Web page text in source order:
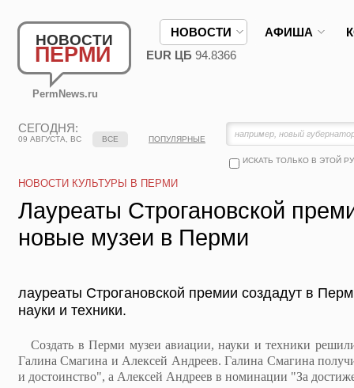
НОВОСТИ
ПЕРМИ
PermNews.ru
НОВОСТИ АФИША
EUR ЦБ 94.8366
СЕГОДНЯ:
09 АВГУСТА, ВС
ИСКАТЬ ТОЛЬКО В ЭТОЙ
ВСЕ ПОПУЛЯРНЫЕ
НОВОСТИ КУЛЬТУРЫ В ПЕРМИ
Лауреаты Строгановской
новые музеи в Перми
лауреаты Строгановской премии создадут в
науки и техники.
Создать в Перми музеи авиации, науки и техники
Галина Смагина и Алексей Андреев. Галина Смагина
и достоинство", а Алексей Андреев в номинации "За